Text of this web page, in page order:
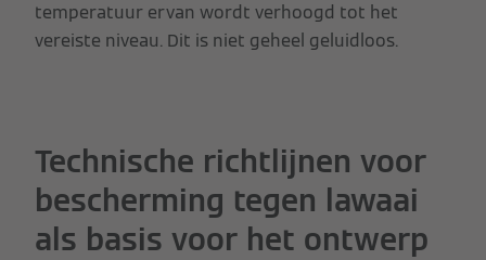
temperatuur ervan wordt verhoogd tot het
vereiste niveau. Dit is niet geheel geluidloos.
Technische richtlijnen voor
bescherming tegen lawaai
als basis voor het ontwerp